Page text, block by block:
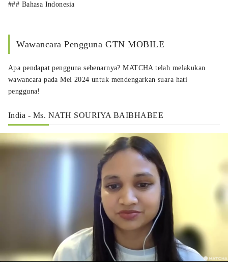
### Bahasa Indonesia
Wawancara Pengguna GTN MOBILE
Apa pendapat pengguna sebenarnya? MATCHA telah melakukan
wawancara pada Mei 2024 untuk mendengarkan suara hati
pengguna!
India - Ms. NATH SOURIYA BAIBHABEE